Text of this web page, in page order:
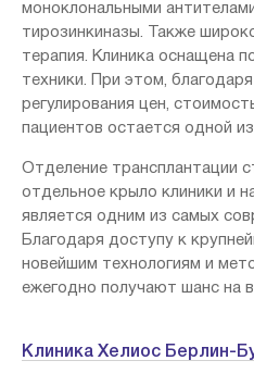
моноклональными
тирозинкиназы. Также
терапия. Клиника оснащена
техники. При этом,
регулирования цен,
пациентов остается одной
Отделение трансплантации
отдельное крыло клиники и
является одним из самых
Благодаря доступу к
новейшим технологиям и
ежегодно получают шанс на
Клиника Хелиос Берлин-